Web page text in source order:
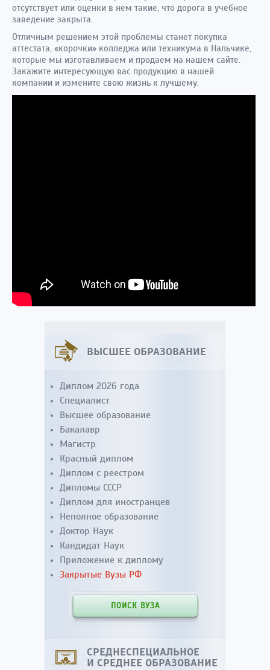
отсутствует или оценки в нем такие, что дорога в учебное
заведение закрыта.
Отличным решением этой проблемы станет покупка
аттестата, «корочки» колледжа или техникума в Нальчике,
которые мы изготавливаем и продаем на нашем сайте.
Закажите интересующую вас продукцию в нашей
компании и измените свою жизнь к лучшему.
ВЫСШЕЕ ОБРАЗОВАНИЕ
Диплом 2026 года
Специалист
Высшее образование
Бакалавр
Магистр
Красный диплом
Диплом с реестром
Дипломы СССР
Диплом для иностранцев
Неполное образование
Доктор Наук
Кандидат Наук
Приложение к диплому
Закрытые Вузы РФ
ПОИСК ВУЗА
СРЕДНЕСПЕЦИАЛЬНОЕ
И СРЕДНЕЕ ОБРАЗОВАНИЕ